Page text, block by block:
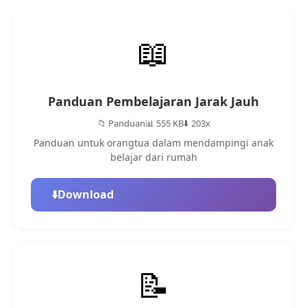
📖
Panduan Pembelajaran Jarak Jauh
📁 Panduan📊 555 KB⬇️ 203x
Panduan untuk orangtua dalam mendampingi anak
belajar dari rumah
⬇️Download
📝